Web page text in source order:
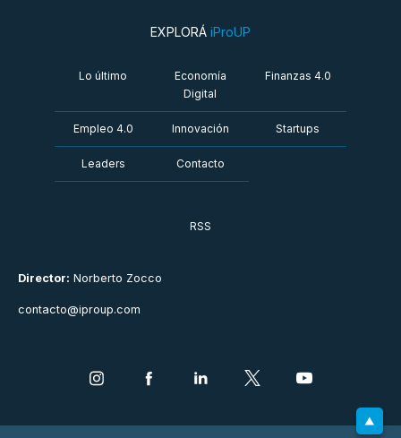
Director: Norberto Zocco
contacto@iproup.com
EXPLORÁ iProUP
Lo último
Economía
Digital
Finanzas 4.0
Empleo 4.0 Innovación Startups
Leaders Contacto
RSS